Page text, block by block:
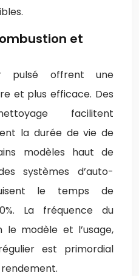
et
pulsé offrent une
et plus efficace. Des
facilitent
la durée de vie de
modèles haut de
systèmes d’auto-
le temps de
La fréquence du
le modèle et l’usage,
est primordial